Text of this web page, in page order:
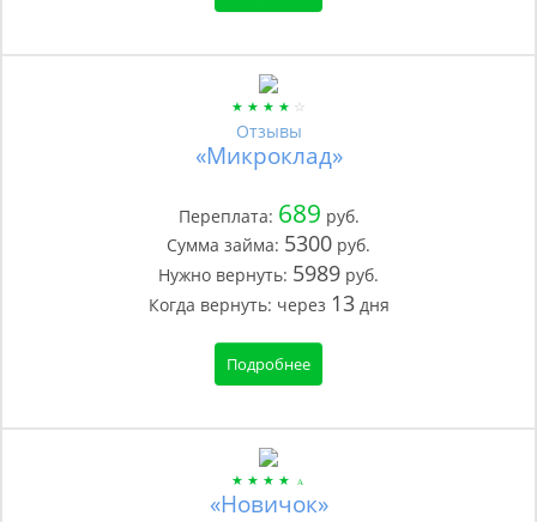
Отзывы
«Микроклад»
Переплата: 689 руб.
Сумма займа: 5300 руб.
Нужно вернуть: 5989 руб.
Когда вернуть: через 13дня
Подробнее
«Новичок»